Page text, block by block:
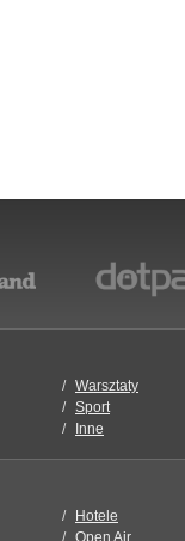
Warsztaty
Sport
Inne
Hotele
Open Air